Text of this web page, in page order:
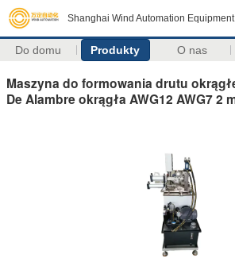
Shanghai Wind Automation Equipment
Do domu Produkty O nas
Maszyna do formowania drutu
De Alambre okrągła AWG12 AWG7 2